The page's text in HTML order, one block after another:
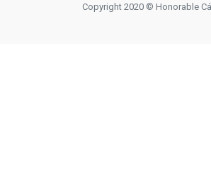
Copyright 2020 © Honorable